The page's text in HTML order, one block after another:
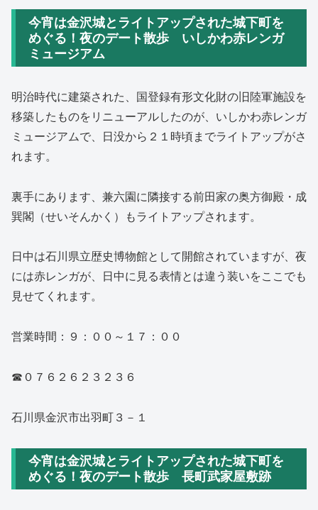
今宵は金沢城とライトアップされた城下町を
めぐる！夜のデート散歩 いしかわ赤レンガ
ミュージアム
明治時代に建築された、国登録有形文化財の旧陸軍施設を
移築したものをリニューアルしたのが、いしかわ赤レンガ
ミュージアムで、日没から２１時頃までライトアップがさ
れます。
裏手にあります、兼六園に隣接する前田家の奥方御殿・成
巽閣（せいそんかく）もライトアップされます。
日中は石川県立歴史博物館として開館されていますが、夜
には赤レンガが、日中に見る表情とは違う装いをここでも
見せてくれます。
営業時間：９：００～１７：００
☎０７６２６２３２３６
石川県金沢市出羽町３－１
今宵は金沢城とライトアップされた城下町を
めぐる！夜のデート散歩 長町武家屋敷跡